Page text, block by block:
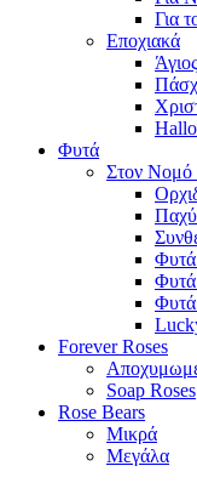
Για
Εποχιακά
Φυτά
Στον Νομό
Forever Roses
Soap Roses
Rose Βears
Μικρά
Μεγάλα